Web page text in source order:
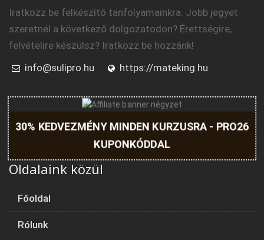
Iratkozz be felkészítő tanfolyamainkra. Jobb jegyet
szeretnél a következő dolgozatodon? Érettségire,
felvételire készülsz? Iratkozz be hozzánk!
info@sulipro.hu
https://mateking.hu
30% KEDVEZMÉNY MINDEN KURZUSRA - PRO26
KUPONKÓDDAL
Oldalaink közül
Főoldal
Rólunk